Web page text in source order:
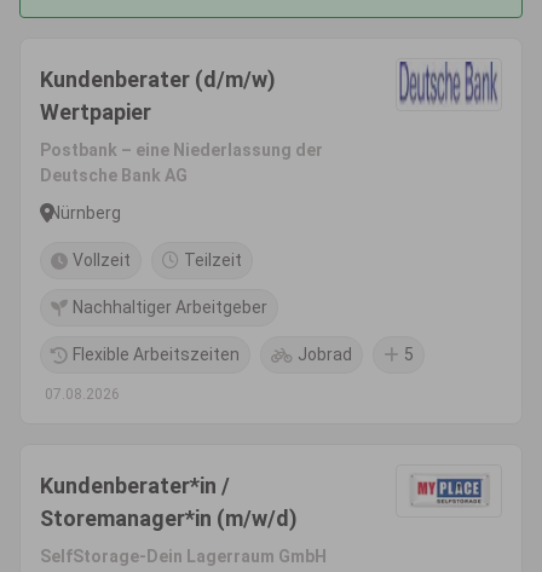
Kundenberater (d/m/w)
Wertpapier
Postbank – eine Niederlassung der
Deutsche Bank AG
Nürnberg
Vollzeit Teilzeit
Nachhaltiger Arbeitgeber
Flexible Arbeitszeiten Jobrad 5
07.08.2026
Kundenberater*in /
Storemanager*in (m/w/d)
SelfStorage-Dein Lagerraum GmbH